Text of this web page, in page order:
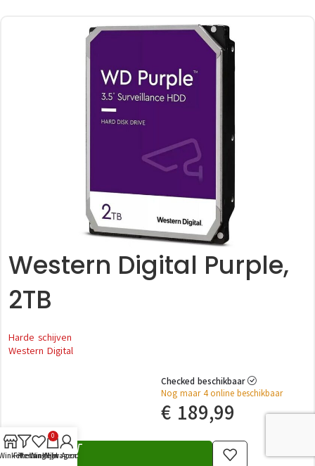
Western Digital Purple,
2TB
Harde schijven
Western Digital
Checked beschikbaar
Nog maar 4 online beschikbaar
€ 189,99
Filters
Verlanglijst
0
Winkelwagen
Mijn Account